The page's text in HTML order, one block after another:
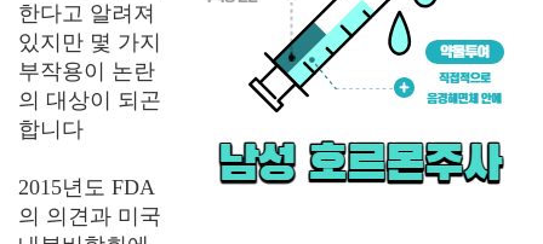
한다고 알려져
있지만 몇 가지
부작용이 논란
의 대상이 되곤
합니다
2015년도 FDA
의 의견과 미국